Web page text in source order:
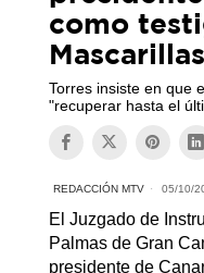
como
Mascarillas
Torres insiste en que
"recuperar hasta el
REDACCIÓN MTV 05/10/
El Juzgado de
Palmas de Gran
presidente de